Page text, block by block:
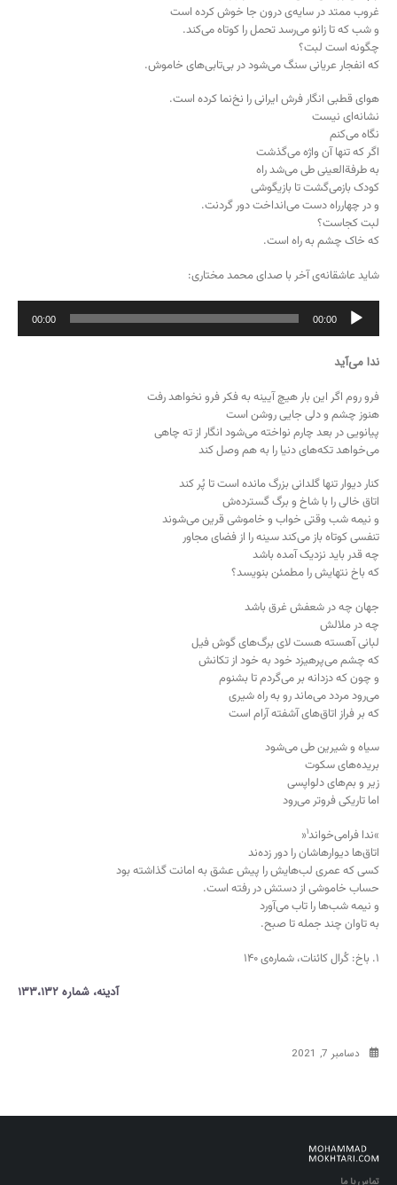
غروب ممتد در سایه‌ی درون جا خوش کرده است
و شب که تا زانو می‌رسد تحمل را کوتاه می‌کند.
چگونه است لبت؟
که انفجار عریانی سنگ می‌شود در بی‌تابی‌های خاموش.
هوای قطبی انگار فرش ایرانی را نخ‌نما کرده است.
نشانه‌ای نیست
نگاه می‌کنم
اگر که تنها آن واژه می‌گذشت
به طرفةالعینی طی می‌شد راه
کودک بازمی‌گشت تا بازیگوشی
و در چهارراه دست می‌انداخت دور گردنت.
لبت کجاست؟
که خاک چشم به راه است.
شاید عاشقانه‌ی آخر با صدای محمد مختاری:
پخش‌کننده
صوت
00:00
00:00
ندا می‌آید
فرو روم اگر این بار هیچ آیینه به فکر فرو نخواهد رفت
هنوز چشم و دلی جایی روشن است
پیانویی در بعد چارم نواخته می‌شود انگار از ته چاهی
می‌خواهد تکه‌های دنیا را به هم وصل کند
کنار دیوار تنها گلدانی بزرگ مانده است تا پُر کند
اتاق خالی را با شاخ و برگ گسترده‌ش
و نیمه شب وقتی خواب و خاموشی قرین می‌شوند
تنفسی کوتاه باز می‌کند سینه را از فضای مجاور
چه قدر باید نزدیک آمده باشد
که باخ نتهایش را مطمئن بنویسد؟
جهان چه در شعفش غرق باشد
چه در ملالش
لبانی آهسته هست لای برگ‌های گوش فیل
که چشم می‌پرهیزد خود به خود از تکانش
و چون که دزدانه بر می‌گردم تا بشنوم
می‌رود مردد می‌ماند رو به راه شیری
که بر فراز اتاق‌های آشفته آرام است
سیاه و شیرین طی می‌شود
بریده‌های سکوت
زیر و بم‌های دلواپسی
اما تاریکی فروتر می‌رود
»ندا فرامی‌خواند۱«
اتاق‌ها دیوارهاشان را دور زده‌ند
کسی که عمری لب‌هایش را پیش عشق به امانت گذاشته بود
حساب خاموشی از دستش در رفته است.
و نیمه شب‌ها را تاب می‌آورد
به تاوان چند جمله تا صبح.
۱. باخ: کُرال کائنات، شماره‌ی ۱۴۰
آدینه، شماره ۱۳۳،۱۳۲
دسامبر 7, 2021
تماس با ما